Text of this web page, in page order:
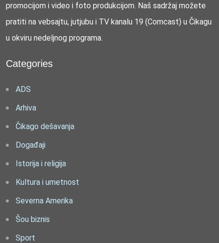
promocijom i video i foto produkcijom. Naš sadržaj možete
pratiti na vebsajtu, jutjubu i TV kanalu 19 (Comcast) u Čikagu
u okviru nedeljnog programa.
Categories
ADS
Arhiva
Čikago dešavanja
Događaji
Istorija i religija
Kultura i umetnost
Severna Amerika
Šou biznis
Sport